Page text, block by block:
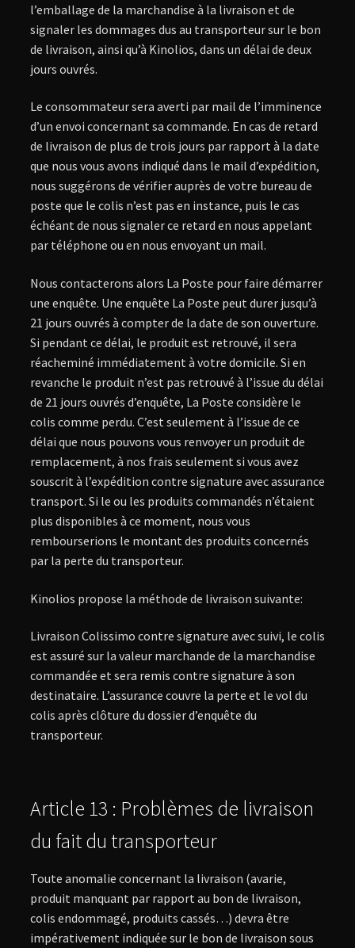
l’emballage de la marchandise à la livraison et de
signaler les dommages dus au transporteur sur le bon
de livraison, ainsi qu’à Kinolios, dans un délai de deux
jours ouvrés.
Le consommateur sera averti par mail de l’imminence
d’un envoi concernant sa commande. En cas de retard
de livraison de plus de trois jours par rapport à la date
que nous vous avons indiqué dans le mail d’expédition,
nous suggérons de vérifier auprès de votre bureau de
poste que le colis n’est pas en instance, puis le cas
échéant de nous signaler ce retard en nous appelant
par téléphone ou en nous envoyant un mail.
Nous contacterons alors La Poste pour faire démarrer
une enquête. Une enquête La Poste peut durer jusqu’à
21 jours ouvrés à compter de la date de son ouverture.
Si pendant ce délai, le produit est retrouvé, il sera
réacheminé immédiatement à votre domicile. Si en
revanche le produit n’est pas retrouvé à l’issue du délai
de 21 jours ouvrés d’enquête, La Poste considère le
colis comme perdu. C’est seulement à l’issue de ce
délai que nous pouvons vous renvoyer un produit de
remplacement, à nos frais seulement si vous avez
souscrit à l’expédition contre signature avec assurance
transport. Si le ou les produits commandés n’étaient
plus disponibles à ce moment, nous vous
rembourserions le montant des produits concernés
par la perte du transporteur.
Kinolios propose la méthode de livraison suivante:
Livraison Colissimo contre signature avec suivi, le colis
est assuré sur la valeur marchande de la marchandise
commandée et sera remis contre signature à son
destinataire. L’assurance couvre la perte et le vol du
colis après clôture du dossier d’enquête du
transporteur.
Article 13 : Problèmes de livraison
du fait du transporteur
Toute anomalie concernant la livraison (avarie,
produit manquant par rapport au bon de livraison,
colis endommagé, produits cassés…) devra être
impérativement indiquée sur le bon de livraison sous